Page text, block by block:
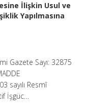
İlişkin Usul ve
Yapılmasına
Gazete Sayı: 32875
sayılı Resmî
İşgüc…